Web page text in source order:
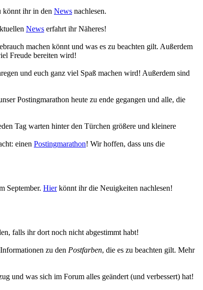
könnt ihr in den News nachlesen.
News erfahrt ihr Näheres!
machen könnt und was es zu beachten gilt. Außerdem
Freude bereiten wird!
und euch ganz viel Spaß machen wird! Außerdem sind
Postingmarathon heute zu ende gegangen und alle, die
Tag warten hinter den Türchen größere und kleinere
einen Postingmarathon! Wir hoffen, dass uns die
September. Hierkönnt ihr die Neuigkeiten nachlesen!
falls ihr dort noch nicht abgestimmt habt!
zu den Postfarben, die es zu beachten gilt. Mehr
und was sich im Forum alles geändert (und verbessert) hat!